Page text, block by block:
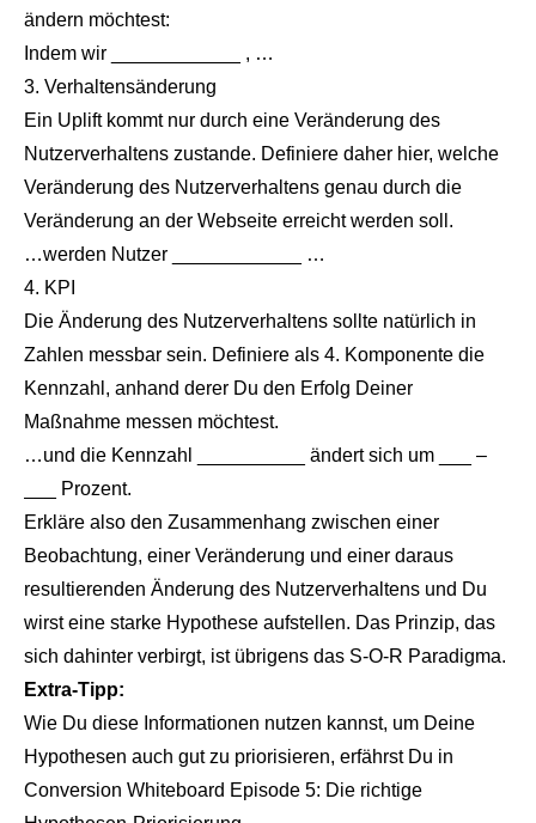
ändern möchtest:
Indem wir ____________ , …
3. Verhaltensänderung
Ein Uplift kommt nur durch eine Veränderung des
Nutzerverhaltens zustande. Definiere daher hier, welche
Veränderung des Nutzerverhaltens genau durch die
Veränderung an der Webseite erreicht werden soll.
…werden Nutzer ____________ …
4. KPI
Die Änderung des Nutzerverhaltens sollte natürlich in
Zahlen messbar sein. Definiere als 4. Komponente die
Kennzahl, anhand derer Du den Erfolg Deiner
Maßnahme messen möchtest.
…und die Kennzahl __________ ändert sich um ___ –
___ Prozent.
Erkläre also den Zusammenhang zwischen einer
Beobachtung, einer Veränderung und einer daraus
resultierenden Änderung des Nutzerverhaltens und Du
wirst eine starke Hypothese aufstellen. Das Prinzip, das
sich dahinter verbirgt, ist übrigens das S-O-R Paradigma.
Extra-Tipp:
Wie Du diese Informationen nutzen kannst, um Deine
Hypothesen auch gut zu priorisieren, erfährst Du in
Conversion Whiteboard Episode 5: Die richtige